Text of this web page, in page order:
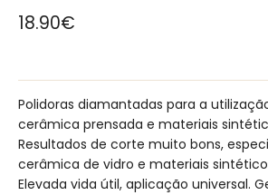
18.90€
Polidoras diamantadas para a
cerâmica prensada e materiais
Resultados de corte muito bons,
cerâmica de vidro e materiais
Elevada vida útil, aplicação universal.